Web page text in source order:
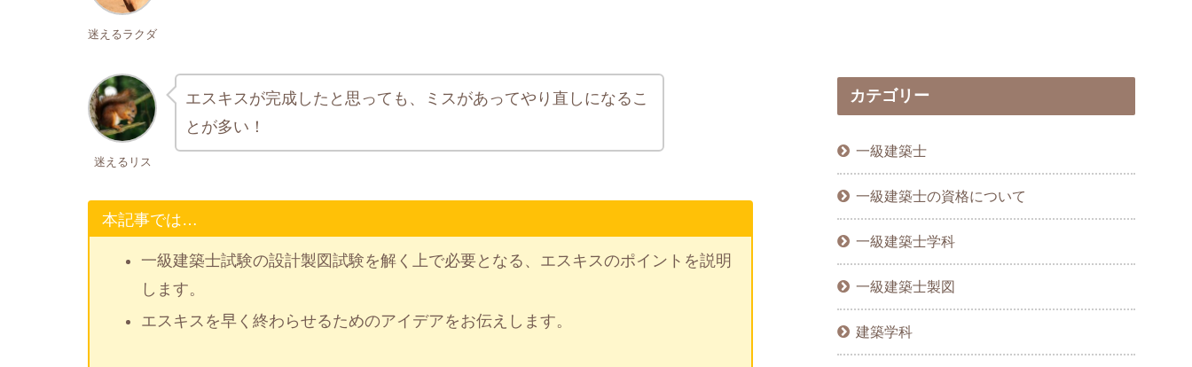
迷えるラクダ
迷えるリス
エスキスが完成したと思っても、ミスがあってやり直しになるこ
とが多い！
本記事では…
一級建築士試験の設計製図試験を解く上で必要となる、エスキスのポイントを説明
します。
エスキスを早く終わらせるためのアイデアをお伝えします。
カテゴリー
一級建築士
一級建築士の資格について
一級建築士学科
一級建築士製図
建築学科